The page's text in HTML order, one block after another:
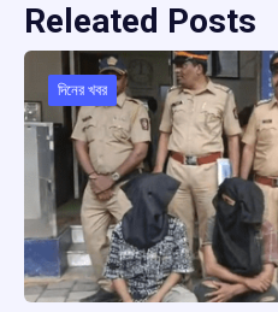
Releated Posts
দিনের খবর